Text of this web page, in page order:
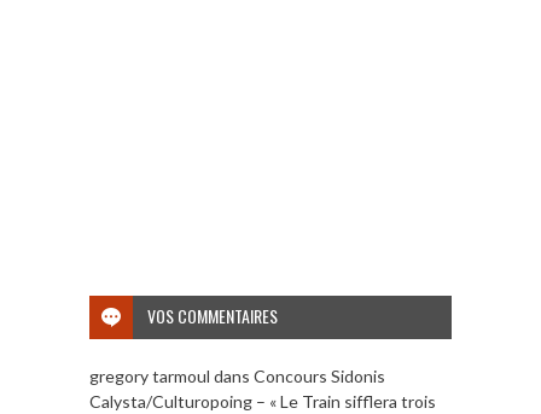
VOS COMMENTAIRES
gregory tarmoul dans Concours Sidonis
Calysta/Culturopoing – « Le Train sifflera trois